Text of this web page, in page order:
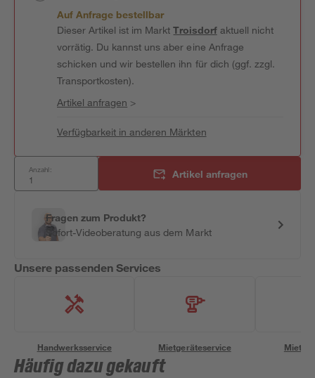
Auf Anfrage bestellbar
Dieser Artikel ist im MarktTroisdorfaktuell nicht
vorrätig. Du kannst uns aber eine Anfrage
schicken und wir bestellen ihn für dich (ggf. zzgl.
Transportkosten).
Artikel anfragen >
Verfügbarkeit in anderen Märkten
Anzahl: Artikel anfragen
Fragen zum Produkt?
Sofort-Videoberatung aus dem Markt
Unsere passenden Services
Handwerksservice Mietgeräteservice
Häufig dazu gekauft